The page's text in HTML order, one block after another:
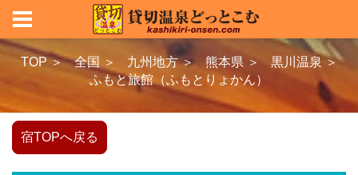
TOP ＞ 全国 ＞ 九州地方 ＞ 熊本県 ＞
黒川温泉 ＞
ふもと旅館（ふもとりょかん）
宿TOPへ戻る